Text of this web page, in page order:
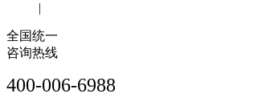
|
全国统一
咨询热线
400-006-6988